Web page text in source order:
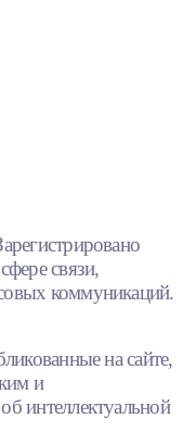
связи,
коммуникаций.
на сайте,
и
интеллектуальной